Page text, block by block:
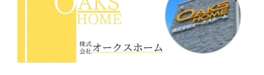
ポイント
水回りリフォームで浄水器の選択肢を広げ
る方法
シンク交換と浄水器導入で快適なキッチン